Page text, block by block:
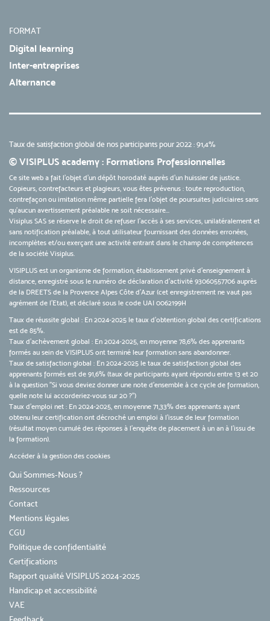
FORMAT
Digital learning
Inter-entreprises
Alternance
Taux de satisfaction global de nos participants pour 2022 : 91,4%
© VISIPLUS academy : Formations Professionnelles
Ce site web a fait l'objet d'un dépôt horodaté auprès d'un huissier de justice.
Copieurs, contrefacteurs et plagieurs, vous êtes prévenus : toute reproduction,
contrefaçon ou imitation même partielle fera l'objet de poursuites judiciaires sans
qu’aucun avertissement préalable ne soit nécessaire...
Visiplus SAS se réserve le droit de refuser l'accès à ses services, unilatéralement et
sans notification préalable, à tout utilisateur fournissant des données erronées,
incomplètes et/ou exerçant une activité entrant dans le champ de compétences
de la société Visiplus.
VISIPLUS est un organisme de formation, établissement privé d’enseignement à
distance, enregistré sous le numéro de déclaration d’activité 93060557706 auprès
de la DREETS de la Provence Alpes Côte d’Azur (cet enregistrement ne vaut pas
agrément de l’Etat), et déclaré sous le code UAI 0062199H
Taux de réussite global : En 2024-2025 le taux d'obtention global des certifications
est de 85%.
Taux d’achèvement global : En 2024-2025, en moyenne 78,6% des apprenants
formés au sein de VISIPLUS ont terminé leur formation sans abandonner.
Taux de satisfaction global : En 2024-2025 le taux de satisfaction global des
apprenants formés est de 91,6% (taux de participants ayant répondu entre 13 et 20
à la question "Si vous deviez donner une note d’ensemble à ce cycle de formation,
quelle note lui accorderiez-vous sur 20 ?")
Taux d’emploi net : En 2024-2025, en moyenne 71,33% des apprenants ayant
obtenu leur certification ont décroché un emploi à l'issue de leur formation
(résultat moyen cumulé des réponses à l'enquête de placement à un an à l'issu de
la formation).
Accéder à la gestion des cookies
Qui Sommes-Nous ?
Ressources
Contact
Mentions légales
CGU
Politique de confidentialité
Certifications
Rapport qualité VISIPLUS 2024-2025
Handicap et accessibilité
VAE